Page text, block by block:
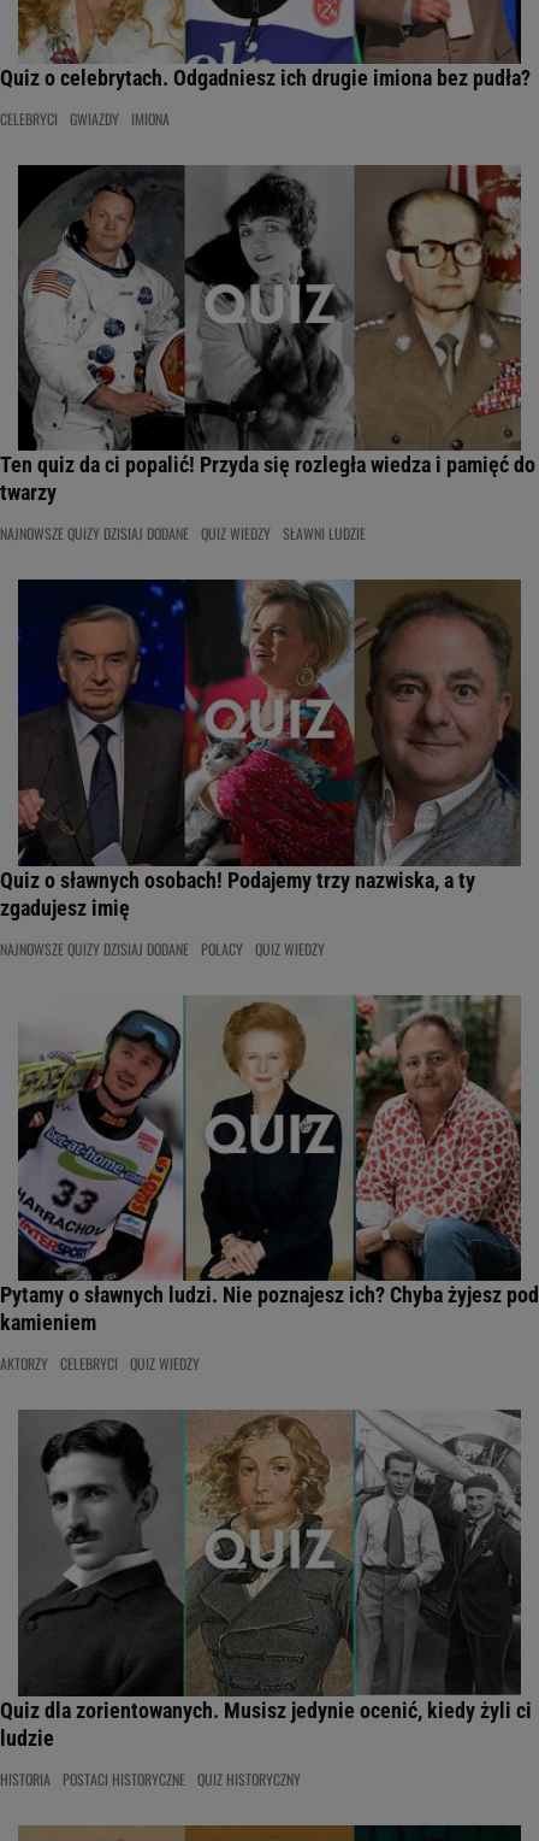
Quiz o celebrytach. Odgadniesz ich drugie imiona bez pudła?
CELEBRYCI GWIAZDY IMIONA
Ten quiz da ci popalić! Przyda się rozległa wiedza i pamięć do
twarzy
NAJNOWSZE QUIZY DZISIAJ DODANE QUIZ WIEDZY SŁAWNI LUDZIE
Quiz o sławnych osobach! Podajemy trzy nazwiska, a ty
zgadujesz imię
NAJNOWSZE QUIZY DZISIAJ DODANE POLACY QUIZ WIEDZY
Pytamy o sławnych ludzi. Nie poznajesz ich? Chyba żyjesz pod
kamieniem
AKTORZY CELEBRYCI QUIZ WIEDZY
Quiz dla zorientowanych. Musisz jedynie ocenić, kiedy żyli ci
ludzie
HISTORIA POSTACI HISTORYCZNE QUIZ HISTORYCZNY